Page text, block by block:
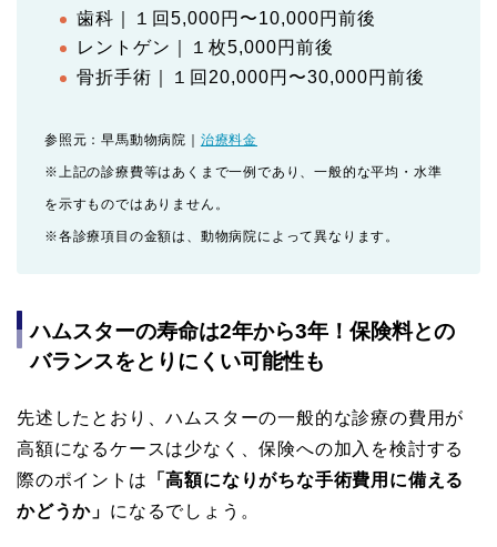
歯科｜１回5,000円〜10,000円前後
レントゲン｜１枚5,000円前後
骨折手術｜１回20,000円〜30,000円前後
参照元：早馬動物病院｜ 治療料金
※上記の診療費等はあくまで一例であり、一般的な平均・水準
を示すものではありません。
※各診療項目の金額は、動物病院によって異なります。
ハムスターの寿命は2年から3年！保険料との
バランスをとりにくい可能性も
先述したとおり、ハムスターの一般的な診療の費用が
高額になるケースは少なく、保険への加入を検討する
際のポイントは 「高額になりがちな手術費用に備える
かどうか」 になるでしょう。